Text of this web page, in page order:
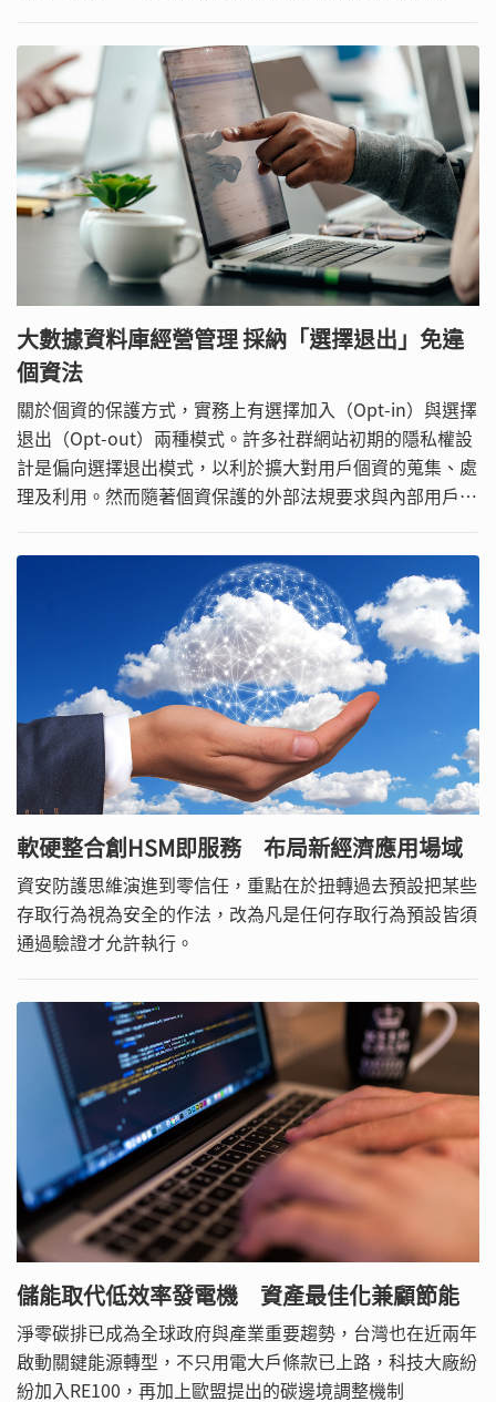
大數據資料庫經營管理 採納「選擇退出」免違
個資法
關於個資的保護方式，實務上有選擇加入（Opt-in）與選擇
退出（Opt-out）兩種模式。許多社群網站初期的隱私權設
計是偏向選擇退出模式，以利於擴大對用戶個資的蒐集、處
理及利用。然而隨著個資保護的外部法規要求與內部用戶呼
軟硬整合創HSM即服務 布局新經濟應用場域
資安防護思維演進到零信任，重點在於扭轉過去預設把某些
存取行為視為安全的作法，改為凡是任何存取行為預設皆須
通過驗證才允許執行。
儲能取代低效率發電機 資產最佳化兼顧節能
淨零碳排已成為全球政府與產業重要趨勢，台灣也在近兩年
啟動關鍵能源轉型，不只用電大戶條款已上路，科技大廠紛
紛加入RE100，再加上歐盟提出的碳邊境調整機制